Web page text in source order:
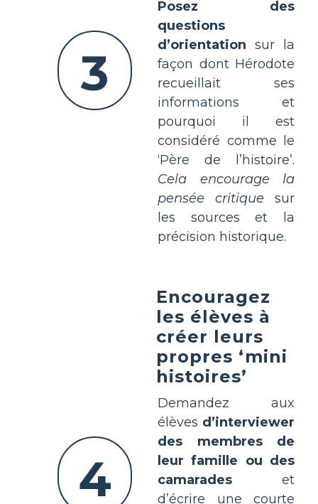
3
Posez des
questions
d’orientation sur la
façon dont Hérodote
recueillait ses
informations et
pourquoi il est
considéré comme le
‘Père de l’histoire’.
Cela encourage la
pensée critique sur
les sources et la
précision historique.
4
Encouragez
les élèves à
créer leurs
propres ‘mini
histoires’
Demandez aux
élèves d’interviewer
des membres de
leur famille ou des
camarades et
d’écrire une courte